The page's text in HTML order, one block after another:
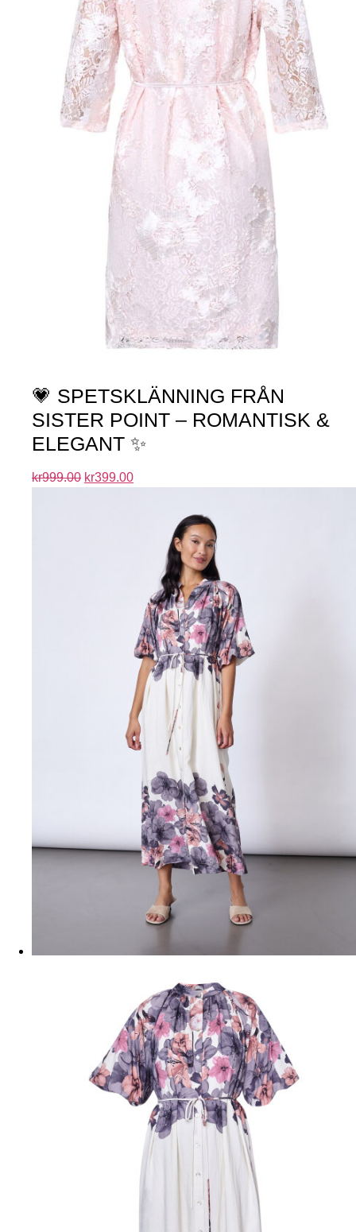
💗 SPETSKLÄNNING FRÅN
SISTER POINT – ROMANTISK &
ELEGANT ✨
kr999.00 kr399.00